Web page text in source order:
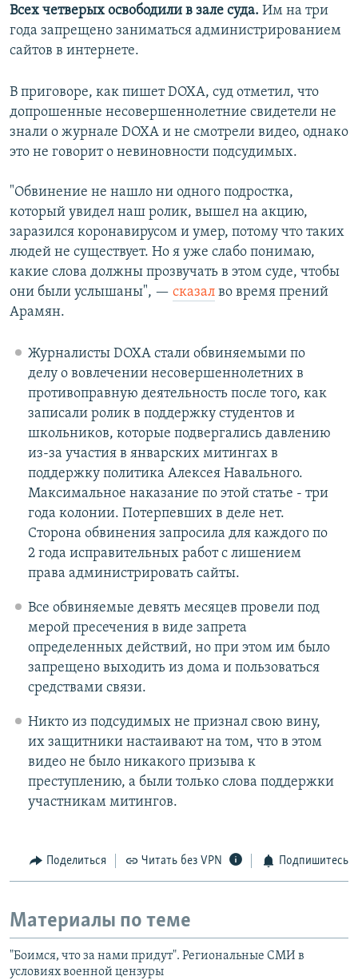
Всех четверых освободили в зале суда. Им на три
года запрещено заниматься администрированием
сайтов в интернете.
В приговоре, как пишет DOXA, суд отметил, что
допрошенные несовершеннолетние свидетели не
знали о журнале DOXA и не смотрели видео, однако
это не говорит о невиновности подсудимых.
"Обвинение не нашло ни одного подростка,
который увидел наш ролик, вышел на акцию,
заразился коронавирусом и умер, потому что таких
людей не существует. Но я уже слабо понимаю,
какие слова должны прозвучать в этом суде, чтобы
они были услышаны", — сказал во время прений
Арамян.
Журналисты DOXA стали обвиняемыми по
делу о вовлечении несовершеннолетних в
противоправную деятельность после того, как
записали ролик в поддержку студентов и
школьников, которые подвергались давлению
из-за участия в январских митингах в
поддержку политика Алексея Навального.
Максимальное наказание по этой статье - три
года колонии. Потерпевших в деле нет.
Сторона обвинения запросила для каждого по
2 года исправительных работ с лишением
права администрировать сайты.
Все обвиняемые девять месяцев провели под
мерой пресечения в виде запрета
определенных действий, но при этом им было
запрещено выходить из дома и пользоваться
средствами связи.
Никто из подсудимых не признал свою вину,
их защитники настаивают на том, что в этом
видео не было никакого призыва к
преступлению, а были только слова поддержки
участникам митингов.
Поделиться Читать без VPN Подпишитесь
Материалы по теме
"Боимся, что за нами придут". Региональные СМИ в
условиях военной цензуры